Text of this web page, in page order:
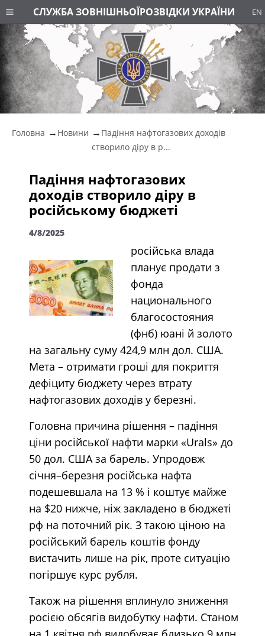
СЛУЖБА ЗОВНІШНЬОЇРОЗВІДКИ УКРАЇНИ EN
Головна Новини
Падіння нафтогазових доходів
створило діру в р...
Падіння нафтогазових
доходів створило діру в
російському бюджеті
4/8/2025
російська влада
планує продати з
фонда
национального
благосостояния
(фнб) юані й золото
на загальну суму 424,9 млн дол. США.
Мета – отримати гроші для покриття
дефіциту бюджету через втрату
нафтогазових доходів у березні.
Головна причина рішення – падіння
ціни російської нафти марки «Urals» до
50 дол. США за барель. Упродовж
січня–березня російська нафта
подешевшала на 13 % і коштує майже
на $20 нижче, ніж закладено в бюджеті
рф на поточний рік. З такою ціною на
російський барель коштів фонду
вистачить лише на рік, проте ситуацію
погіршує курс рубля.
Також на рішення вплинуло зниження
росією обсягів видобутку нафти. Станом